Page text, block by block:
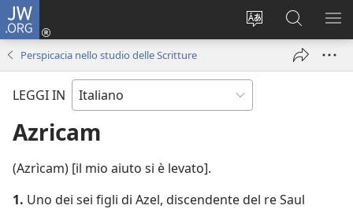
JW.ORG
Modificare
Accedi
(apre
finestra)
Cerca
in
JW.ORG
Perspicacia nello studio delle Scritture
LEGGI IN
Azricam
(Azrìcam) [il mio aiuto si è levato].
1. Uno dei sei figli di Azel, discendente del re Saul